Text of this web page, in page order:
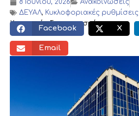
8 Ιουνίου, 2026
Ανακοινώσεις
ΔΕΥΑΛ, Κυκλοφοριακές ρυθμίσεις
Κοινωνικός διαμοιρασμός:
Facebook X
Email